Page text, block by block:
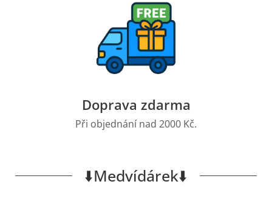
Doprava zdarma
Při objednání nad 2000 Kč.
⬇️Medvídárek⬇️